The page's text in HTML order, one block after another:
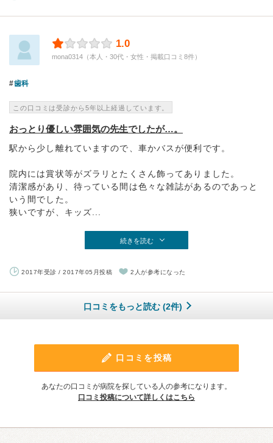
1.0
mona0314（本人・30代・女性・掲載口コミ8件）
歯科
この口コミは受診から5年以上経過しています。
おっとり優しい雰囲気の先生でしたが…。
駅から少し離れていますので、車かバスが便利です。
院内には賞状等がズラリとたくさん飾ってありました。
清潔感があり、待っている間は色々な雑誌があるのであっと
いう間でした。
狭いですが、キッズ...
続きを読む
2017年受診 / 2017年05月投稿 2人が参考になった
口コミをもっと読む (2件)
口コミを投稿
あなたの口コミが病院を探している人の参考になります。
口コミ投稿について詳しくはこちら